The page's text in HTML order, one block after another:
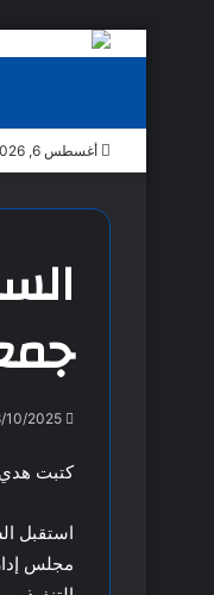
أغسطس 6, 2026 4:48 م
10/2025
كتبت
استقبل
مجلس